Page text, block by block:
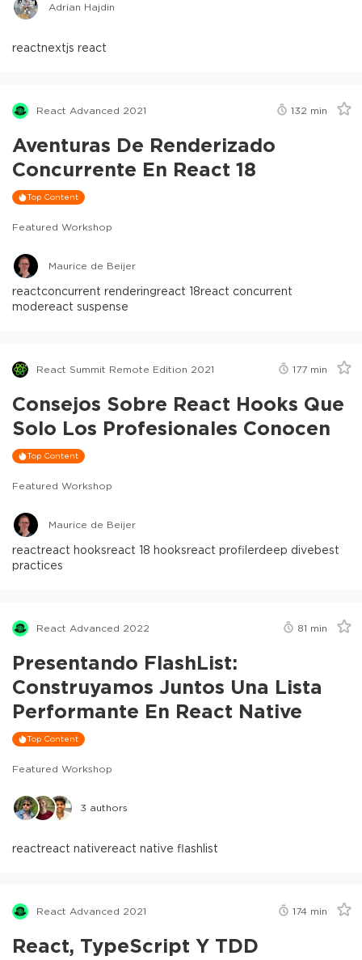
Adrian Hajdin
reactnextjs react
React Advanced 2021 132 min
Aventuras De Renderizado
Concurrente En React 18
Top Content
Featured Workshop
Maurice de Beijer
reactconcurrent renderingreact 18react concurrent
modereact suspense
React Summit Remote Edition 2021 177 min
Consejos Sobre React Hooks Que
Solo Los Profesionales Conocen
Top Content
Featured Workshop
Maurice de Beijer
reactreact hooksreact 18 hooksreact profilerdeep divebest
practices
React Advanced 2022 81 min
Presentando FlashList:
Construyamos Juntos Una Lista
Performante En React Native
Top Content
Featured Workshop
3 authors
reactreact nativereact native flashlist
React Advanced 2021 174 min
React, TypeScript Y TDD